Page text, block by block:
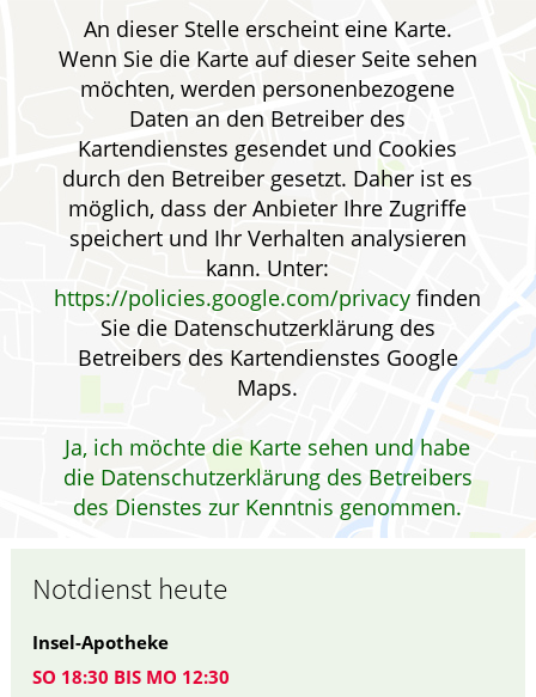
Krankheiten & Therapie
GESUND IM ALTER
WELLNESS
An dieser Stelle erscheint eine Karte.
Wenn Sie die Karte auf dieser Seite sehen
möchten, werden personenbezogene
Daten an den Betreiber des
Kartendienstes gesendet und Cookies
durch den Betreiber gesetzt. Daher ist es
möglich, dass der Anbieter Ihre Zugriffe
speichert und Ihr Verhalten analysieren
kann. Unter:
https://policies.google.com/privacy finden
Sie die Datenschutzerklärung des
Betreibers des Kartendienstes Google
Maps.
Ja, ich möchte die Karte sehen und habe
die Datenschutzerklärung des Betreibers
des Dienstes zur Kenntnis genommen.
Notdienst heute
Insel-Apotheke
SO 18:30 BIS MO 12:30